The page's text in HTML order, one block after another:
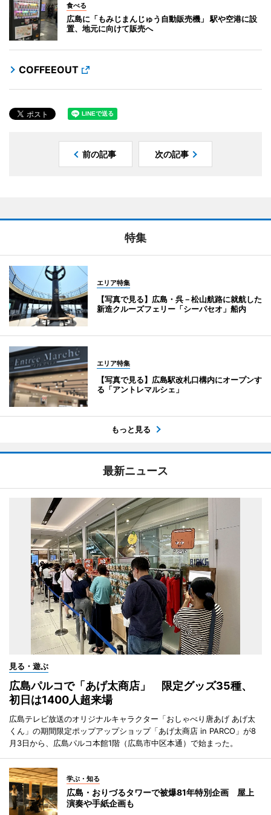
食べる
広島に「もみじまんじゅう自動販売機」 駅や空港に設
置、地元に向けて販売へ
COFFEEOUT
前の記事 次の記事
特集
エリア特集
【写真で見る】広島・呉－松山航路に就航した
新造クルーズフェリー「シーパセオ」船内
エリア特集
【写真で見る】広島駅改札口構内にオープンす
る「アントレマルシェ」
もっと見る
最新ニュース
見る・遊ぶ
広島パルコで「あげ太商店」 限定グッズ35種、
初日は1400人超来場
広島テレビ放送のオリジナルキャラクター「おしゃべり唐あげ あげ太
くん」の期間限定ポップアップショップ「あげ太商店 in PARCO」が8
月3日から、広島パルコ本館1階（広島市中区本通）で始まった。
学ぶ・知る
広島・おりづるタワーで被爆81年特別企画 屋上
演奏や手紙企画も